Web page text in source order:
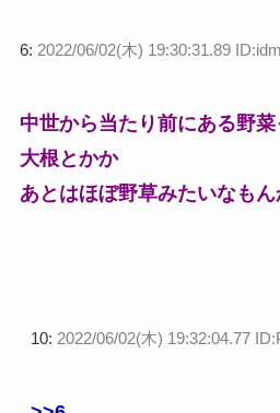
6: 2022/06/02(木) 19:30:31.89
中世から当たり前にある野菜
大根とかか
あとはほぼ野草みたいなもん
10: 2022/06/02(木) 19:32:04.77